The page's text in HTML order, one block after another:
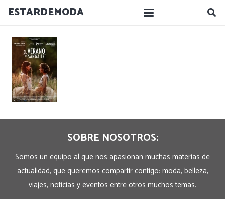
ESTARDEMODA
SOBRE NOSOTROS:
Somos un equipo al que nos apasionan muchas materias de
actualidad, que queremos compartir contigo: moda, belleza,
viajes, noticias y eventos entre otros muchos temas.